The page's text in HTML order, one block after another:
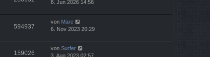
8. Jun 2026 14:56
594937
von Marc
6. Nov 2023 20:29
159026
von Surfer
3. Aug 2023 02:57